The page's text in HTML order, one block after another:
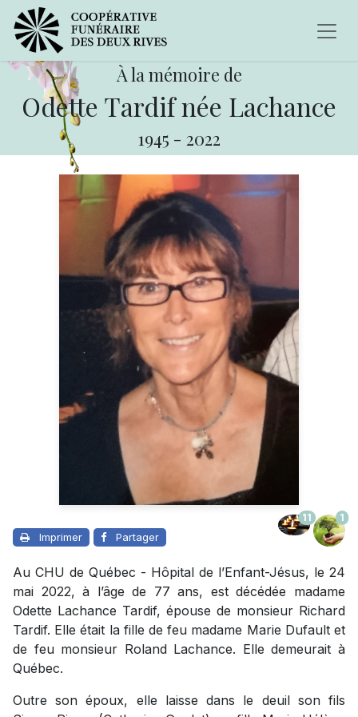
À la mémoire de
Odette Tardif née Lachance
1945 - 2022
Imprimer Partager
11 1
Au CHU de Québec - Hôpital de l’Enfant-Jésus, le 24
mai 2022, à l’âge de 77 ans, est décédée madame
Odette Lachance Tardif, épouse de monsieur Richard
Tardif. Elle était la fille de feu madame Marie Dufault et
de feu monsieur Roland Lachance. Elle demeurait à
Québec.
Outre son époux, elle laisse dans le deuil son fils